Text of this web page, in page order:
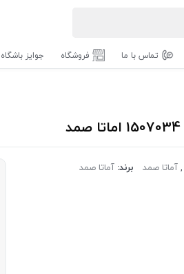
تماس با ما فروشگاه جوایز باشگاه
,آماتا صمد برند: آماتا صمد